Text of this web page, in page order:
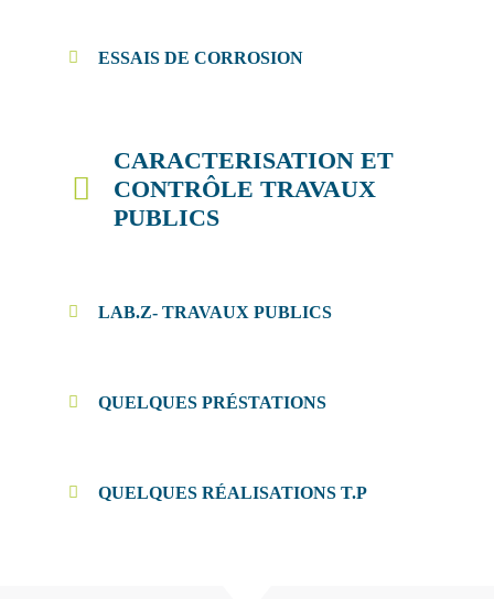
ESSAIS DE CORROSION
CARACTERISATION ET
CONTRÔLE TRAVAUX
PUBLICS
LAB.Z- TRAVAUX PUBLICS
QUELQUES PRÉSTATIONS
QUELQUES RÉALISATIONS T.P